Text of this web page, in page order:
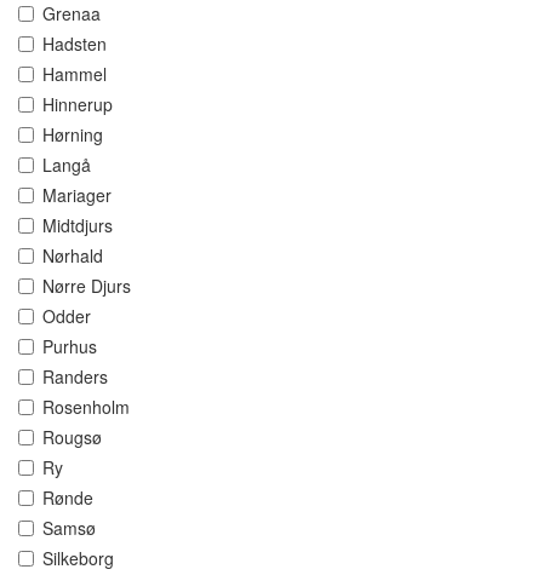
Grenaa
Hadsten
Hammel
Hinnerup
Hørning
Langå
Mariager
Midtdjurs
Nørhald
Nørre Djurs
Odder
Purhus
Randers
Rosenholm
Rougsø
Ry
Rønde
Samsø
Silkeborg